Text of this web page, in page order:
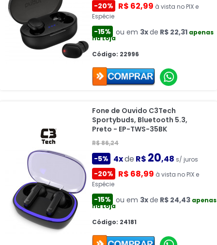
-20% R$ 62,99 à vista no PIX e
Espécie
-15% ou em 3xde R$ 22,31 apenas
na Loja
Código: 22996
Fone de Ouvido C3Tech
Sportybuds, Bluetooth 5.3,
Preto - EP-TWS-35BK
R$ 86,24
-5% 4xde R$ 20,48 s/ juros
-20% R$ 68,99 à vista no PIX e
Espécie
-15% ou em 3xde R$ 24,43 apenas
na Loja
Código: 24181